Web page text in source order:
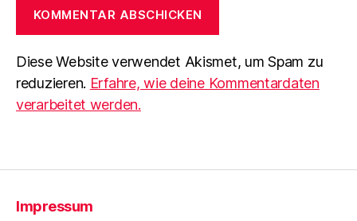
Diese Website verwendet Akismet, um Spam zu
reduzieren. Erfahre, wie deine Kommentardaten
verarbeitet werden.
Impressum